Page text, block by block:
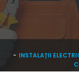
INSTALAȚII